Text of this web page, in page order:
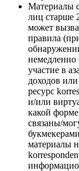
Материалы
лиц старше
может
правила
немедленно
участие в
доходов
ресурс
и/или
какой
связаны/
материалы